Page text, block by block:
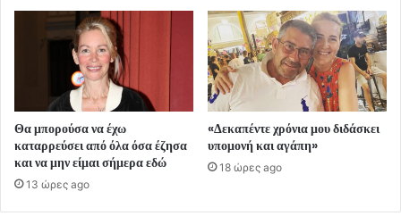
Θα μπορούσα να έχω
καταρρεύσει από όλα όσα έζησα
και να μην είμαι σήμερα εδώ
13 ώρες ago
«Δεκαπέντε χρόνια μου διδάσκει
υπομονή και αγάπη»
18 ώρες ago